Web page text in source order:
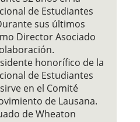
de Estudiantes
sus últimos
Director Asociado
honorífico de la
de Estudiantes
en el Comité
de Lausana.
de Wheaton